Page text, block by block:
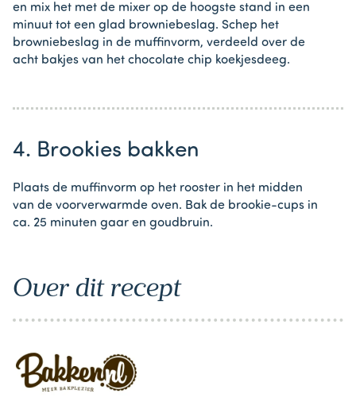
en mix het met de mixer op de hoogste stand in een
minuut tot een glad browniebeslag. Schep het
browniebeslag in de muffinvorm, verdeeld over de
acht bakjes van het chocolate chip koekjesdeeg.
4. Brookies bakken
Plaats de muffinvorm op het rooster in het midden
van de voorverwarmde oven. Bak de brookie-cups in
ca. 25 minuten gaar en goudbruin.
Over dit recept